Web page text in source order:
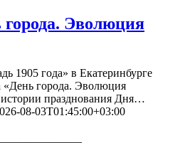
Эволюция
1905 года» в Екатеринбурге
«День города. Эволюция
празднования Дня…
08-03T01:45:00+03:00